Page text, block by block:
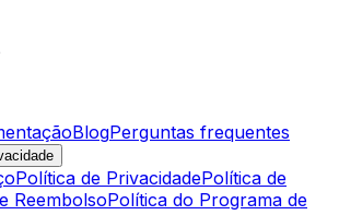
BlogPerguntas frequentes
Política de PrivacidadePolítica de
ReembolsoPolítica do Programa de